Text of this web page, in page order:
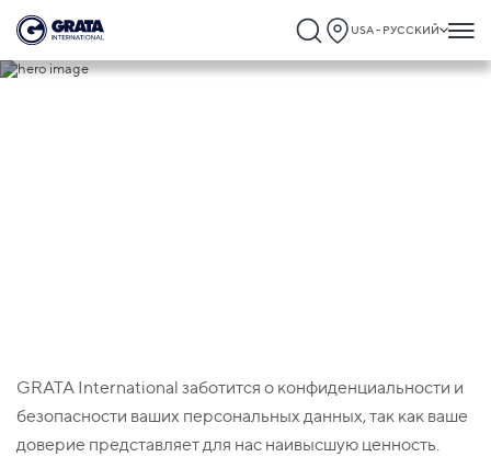
USA - РУССКИЙ
GRATA International заботится о конфиденциальности и
безопасности ваших персональных данных, так как ваше
доверие представляет для нас наивысшую ценность.